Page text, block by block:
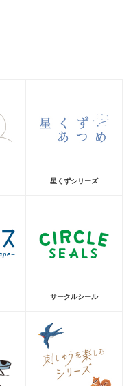
星くずシリーズ
サークルシール